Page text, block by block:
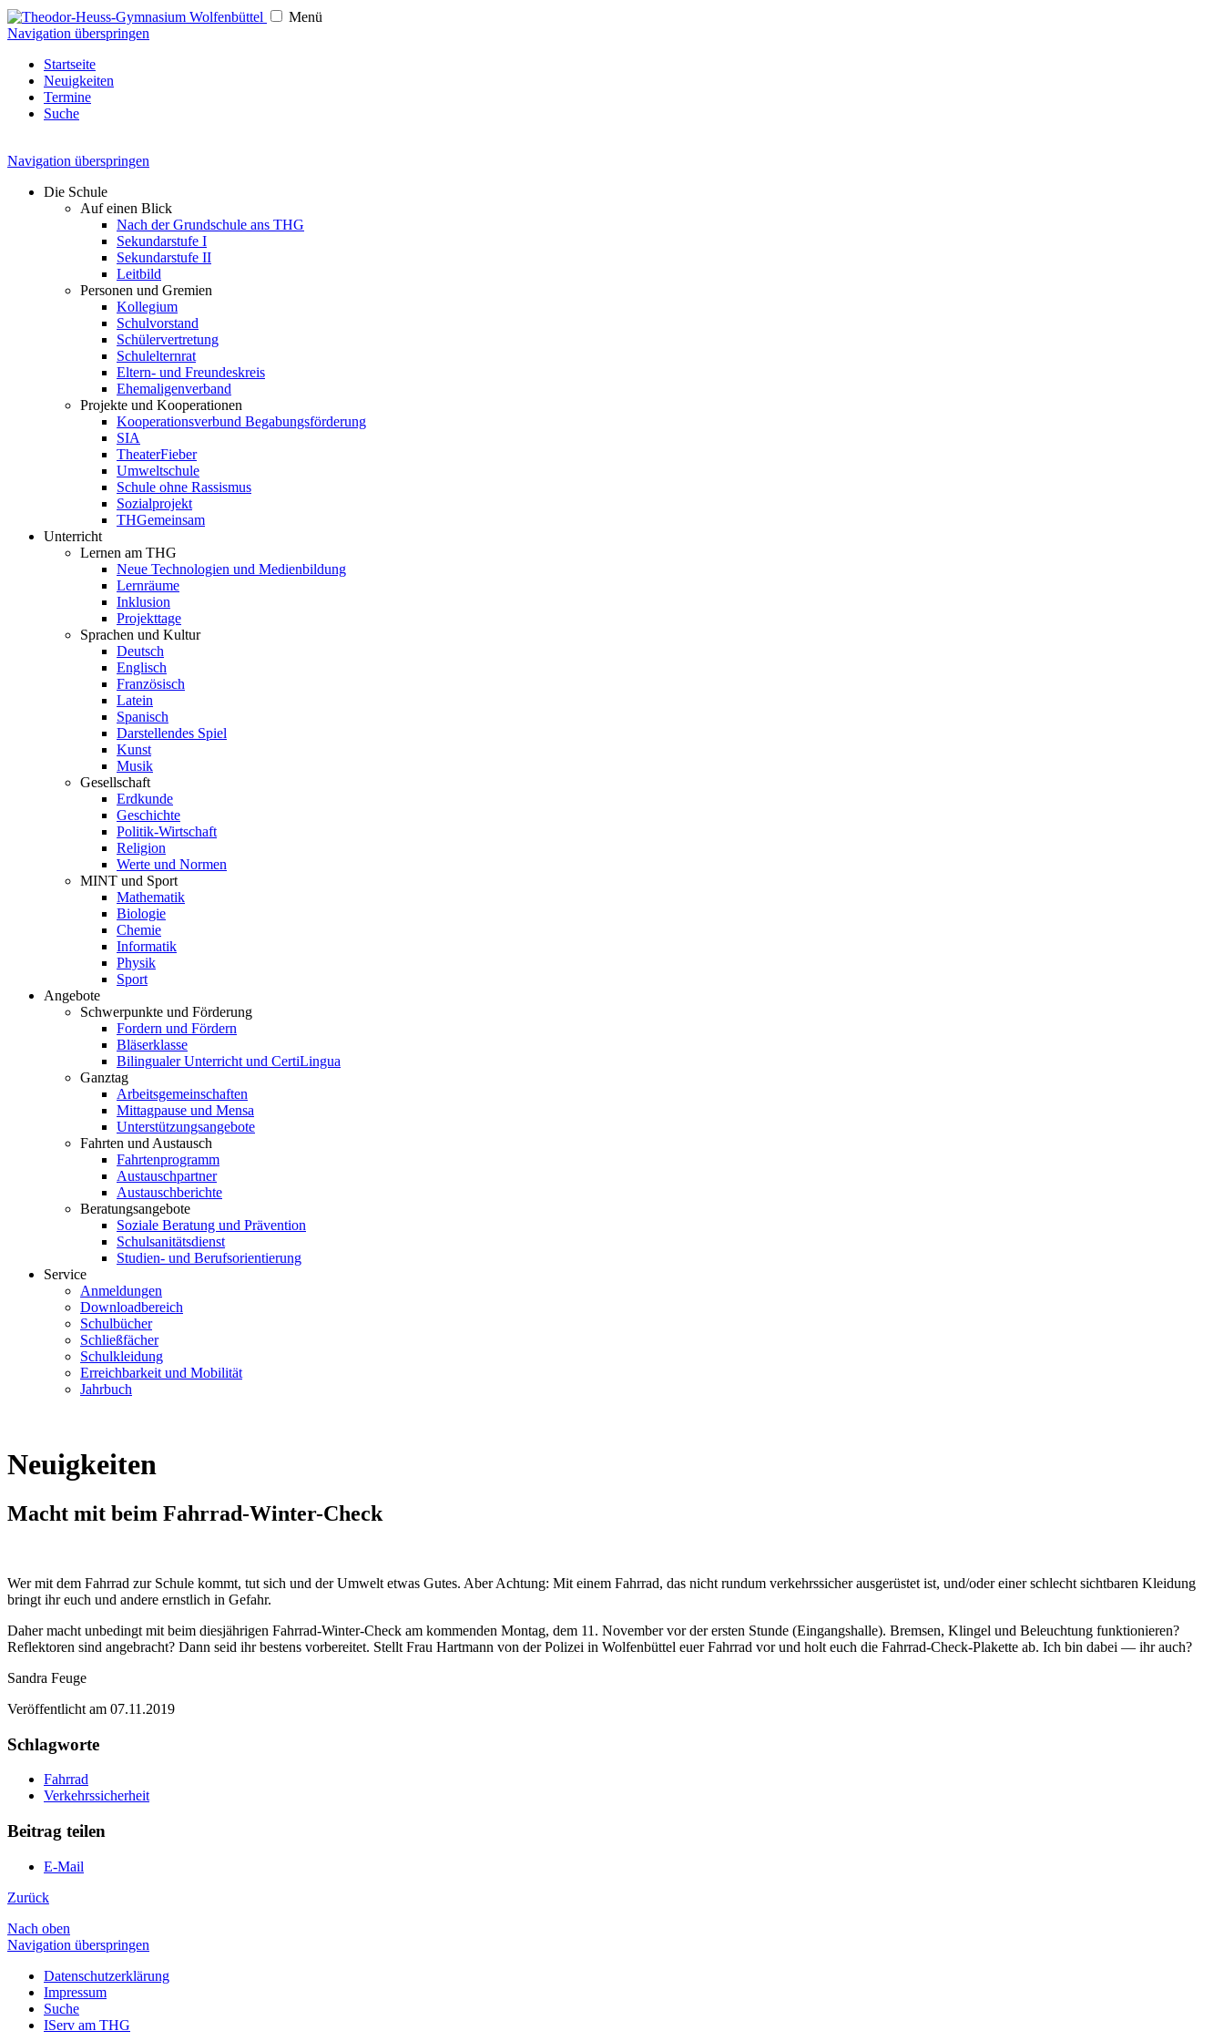
Menü
Navigation überspringen
Startseite
Neuigkeiten
Termine
Suche
Navigation überspringen
Die Schule
Auf einen Blick
Nach der Grundschule ans THG
Sekundarstufe I
Sekundarstufe II
Leitbild
Personen und Gremien
Kollegium
Schulvorstand
Schülervertretung
Schulelternrat
Eltern- und Freundeskreis
Ehemaligenverband
Projekte und Kooperationen
Kooperationsverbund Begabungsförderung
SIA
TheaterFieber
Umweltschule
Schule ohne Rassismus
Sozialprojekt
THGemeinsam
Unterricht
Lernen am THG
Neue Technologien und Medienbildung
Lernräume
Inklusion
Projekttage
Sprachen und Kultur
Deutsch
Englisch
Französisch
Latein
Spanisch
Darstellendes Spiel
Kunst
Musik
Gesellschaft
Erdkunde
Geschichte
Politik-Wirtschaft
Religion
Werte und Normen
MINT und Sport
Mathematik
Biologie
Chemie
Informatik
Physik
Sport
Angebote
Schwerpunkte und Förderung
Fordern und Fördern
Bläserklasse
Bilingualer Unterricht und CertiLingua
Ganztag
Arbeitsgemeinschaften
Mittagpause und Mensa
Unterstützungsangebote
Fahrten und Austausch
Fahrtenprogramm
Austauschpartner
Austauschberichte
Beratungsangebote
Soziale Beratung und Prävention
Schulsanitätsdienst
Studien- und Berufsorientierung
Service
Anmeldungen
Downloadbereich
Schulbücher
Schließfächer
Schulkleidung
Erreichbarkeit und Mobilität
Jahrbuch
Neuigkeiten
Macht mit beim Fahrrad-Winter-Check
Wer mit dem Fahrrad zur Schule kommt, tut sich und der Umwelt etwas Gutes. Aber Achtung: Mit einem Fahrrad, das nicht rundum verkehrssicher ausgerüstet ist, und/oder einer schlecht sichtbaren Kleidung
bringt ihr euch und andere ernstlich in Gefahr.
Daher macht unbedingt mit beim diesjährigen Fahrrad-Winter-Check am kommenden Montag, dem 11. November vor der ersten Stunde (Eingangshalle). Bremsen, Klingel und Beleuchtung funktionieren?
Reflektoren sind angebracht? Dann seid ihr bestens vorbereitet. Stellt Frau Hartmann von der Polizei in Wolfenbüttel euer Fahrrad vor und holt euch die Fahrrad-Check-Plakette ab. Ich bin dabei — ihr auch?
Sandra Feuge
Veröffentlicht am 07.11.2019
Schlagworte
Fahrrad
Verkehrssicherheit
Beitrag teilen
E-Mail
Zurück
Nach oben
Navigation überspringen
Datenschutzerklärung
Impressum
Suche
IServ am THG